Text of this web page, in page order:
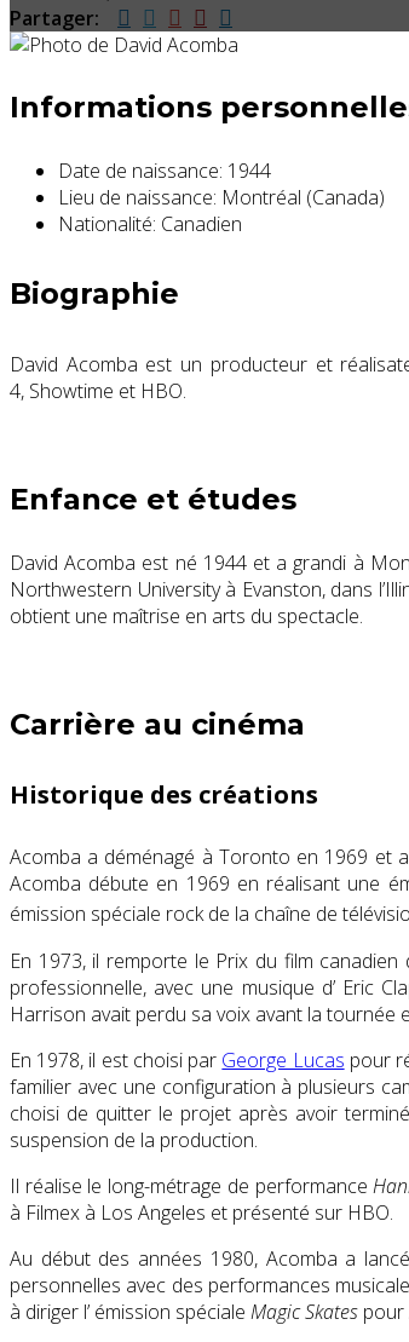
Partager:
Informations
Date de naissance: 1944
Lieu de naissance: Montréal (Canada)
Nationalité: Canadien
Biographie
David Acomba est un producteur et
4, Showtime et HBO.
Enfance et études
David Acomba est né 1944 et a grandi à
Northwestern Universityà Evanston, dans
obtient une maîtrise en arts du spectacle.
Carrière au cinéma
Historique des créations
Acomba a déménagé à Toronto en 1969 et
Acomba débute en 1969 en réalisant une
émission spéciale rock de la chaîne de
En 1973, il remporte le Prix ​​du film canadien
professionnelle, avec une musique d’ Eric
Harrison avait perdu sa voix avant la tournée
En 1978, il est choisi par George Lucas pour
familier avec une configuration à plusieurs
choisi de quitter le projet après avoir
suspension de la production.
Il réalise le long-métrage de performance
à Filmex à Los Angeles et présenté sur HBO.
Au début des années 1980, Acomba a
personnelles avec des performances
à diriger l’ émission spéciale Magic Skates pour